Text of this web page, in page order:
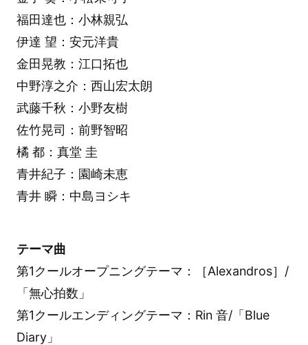
福田達也：小林親弘
伊達 望：安元洋貴
金田晃教：江口拓也
中野淳之介：西山宏太朗
武藤千秋：小野友樹
佐竹晃司：前野智昭
橘 都：真堂 圭
青井紀子：園崎未恵
青井 瞬：中島ヨシキ
テーマ曲
第1クールオープニングテーマ：［Alexandros］/
「無心拍数」
第1クールエンディングテーマ：Rin 音/「Blue
Diary」